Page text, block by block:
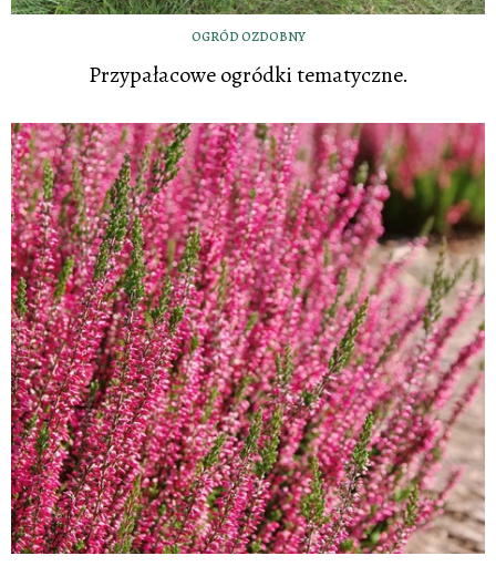
OGRÓD OZDOBNY
Przypałacowe ogródki tematyczne.